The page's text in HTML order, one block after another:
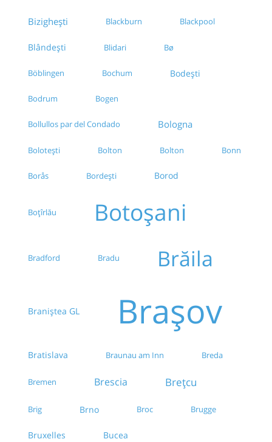
Bizighești Blackburn Blackpool
Blândești Blidari Bø
Böblingen Bochum Bodești
Bodrum Bogen
Bollullos par del Condado Bologna
Bolotești Bolton Bolton Bonn
Borås Bordești Borod
Boțîrlău Botoșani
Bradford Bradu Brăila
Braniștea GL Brașov
Bratislava Braunau am Inn Breda
Bremen Brescia Brețcu
Brig Brno Broc Brugge
Bruxelles Bucea